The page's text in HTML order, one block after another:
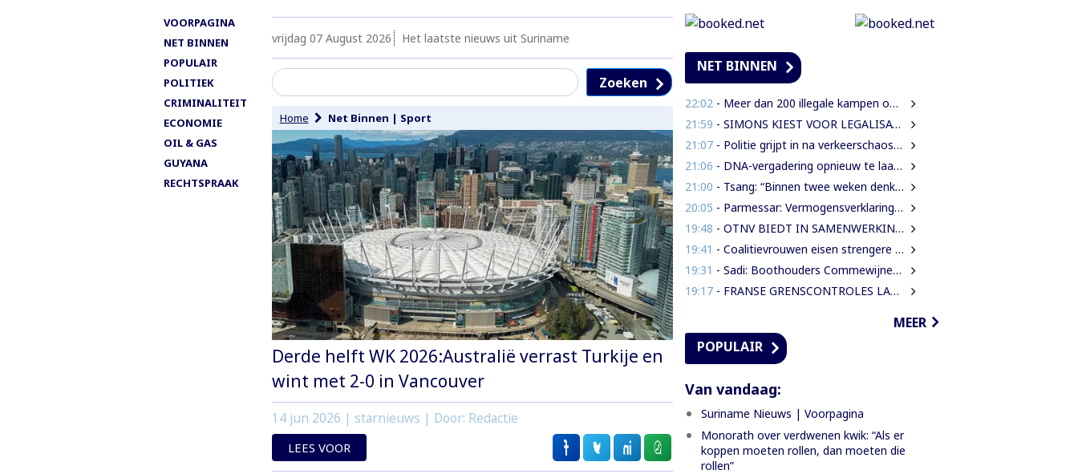
VOORPAGINA
NET BINNEN
POPULAIR
POLITIEK
CRIMINALITEIT
ECONOMIE
OIL & GAS
GUYANA
RECHTSPRAAK
vrijdag 07 August 2026 Het laatste nieuws uit Suriname
Zoeken
Home Net Binnen | Sport
Derde helft WK 2026:Australië verrast Turkije en
wint met 2-0 in Vancouver
14 jun 2026 | starnieuws | Door: Redactie
LEES VOOR
NET BINNEN
22:02 - Meer dan 200 illegale kampen ontmanteld tijdens operatie bij Moeroekreek
21:59 - SIMONS KIEST VOOR LEGALISATIE BOVEN UITZETTING VAN LANGDURIG VERBLIJVENDE VREEMDELINGEN
21:07- Politie grijpt in na verkeerschaos door afsluiting Domineestraat
21:06 - DNA-vergadering opnieuw te laat begonnen, leden eisen aanpak laatkomers
21:00 - Tsang: “Binnen twee weken denk ik dat we klaar moeten zijn met werkzaamheden Domineestraat”
20:05 - Parmessar: Vermogensverklaringen mogelijk geopend bij Anti-corruptie unit
19:48 - OTNV BIEDT IN SAMENWERKING MET HAAR INTERNATIONALE PARTNERS 200 GRATIS STUDIEBEURZEN AAN TECHNISCH TALENT
19:41 - Coalitievrouwen eisen strengere gedragsregels in DNA na uitspraak Van Samson
19:31 - Sadi: Boothouders Commewijne zijn desperate, wachten 6 jaren op tariefaanpassing
19:17- FRANSE GRENSCONTROLES LANGS MAROWIJNERIVIER WEDEROM FORS AANGESCHERPT
MEER
POPULAIR
Van vandaag:
Suriname Nieuws | Voorpagina
Monorath over verdwenen kwik: “Als er
koppen moeten rollen, dan moeten die
rollen”